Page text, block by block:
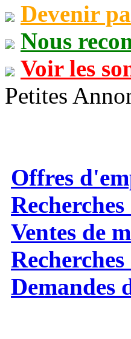
Devenir
Nous
Voir les
Petites
Offres
Ventes de
Demandes